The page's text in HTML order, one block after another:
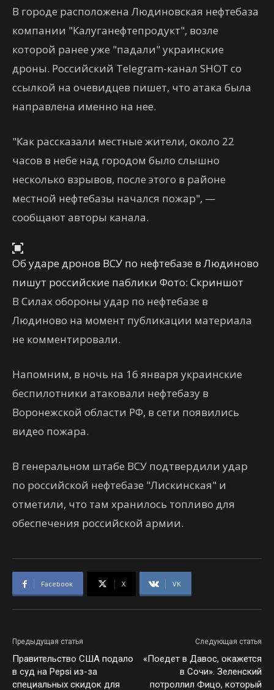
В городе расположена Людиновская нефтебаза
компании "Калуганефтепродукт", возле
которой ранее уже "падали" украинские
дроны. Российский Telegram-канал SHOT со
ссылкой на очевидцев пишет, что атака была
направлена именно на нее.
"Как рассказали местные жители, около 22
часов в небе над городом было слышно
несколько взрывов, после этого в районе
местной нефтебазы начался пожар", —
сообщают авторы канала.
Об ударе дронов ВСУ по нефтебазе в Людиново
пишут российские паблики Фото: Скриншот
В Силах обороны удар по нефтебазе в
Людиново на момент публикации материала
не комментировали.
Напомним, в ночь на 16 января украинские
беспилотники атаковали нефтебазу в
Воронежской области РФ, в сети появились
видео пожара.
В генеральном штабе ВСУ подтвердили удар
по российской нефтебазе "Лискинская" и
отметили, что там хранилось топливо для
обеспечения российской армии.
Facebook X VK
Предыдущая статья
Правительство США подало
в суд на Pepsi из-за
специальных скидок для
Следующая статья
«Поедет в Давос, окажется
в Сочи». Зеленский
потроллил Фицо, который